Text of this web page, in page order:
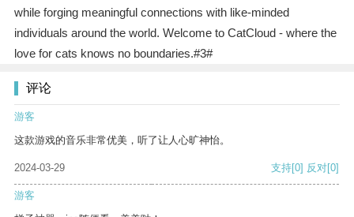
while forging meaningful connections with like-minded
individuals around the world. Welcome to CatCloud - where the
love for cats knows no boundaries.#3#
评论
游客
这款游戏的音乐非常优美，听了让人心旷神怡。
2024-03-29 支持[0] 反对[0]
游客